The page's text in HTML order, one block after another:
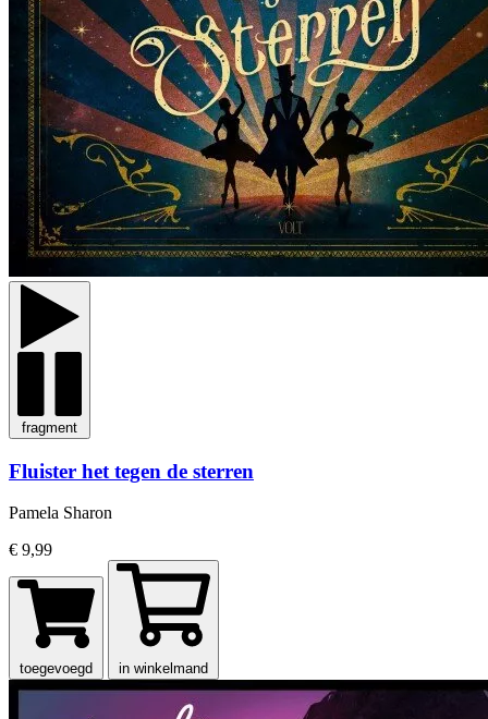
fragment
Fluister het tegen de sterren
Pamela Sharon
€ 9,99
toegevoegd in winkelmand